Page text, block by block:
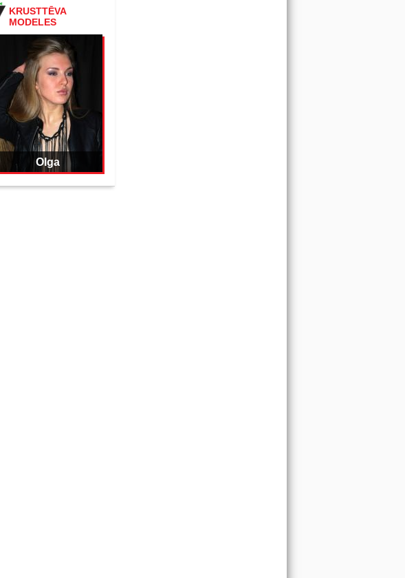
KRUSTTĒVA
MODELES
Olga